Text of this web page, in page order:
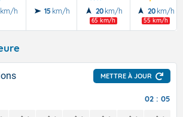
km/h 15 km/h 20 km/h
65 km/h
20 km/h
55 km/h
METTRE À JOUR
02 : 05